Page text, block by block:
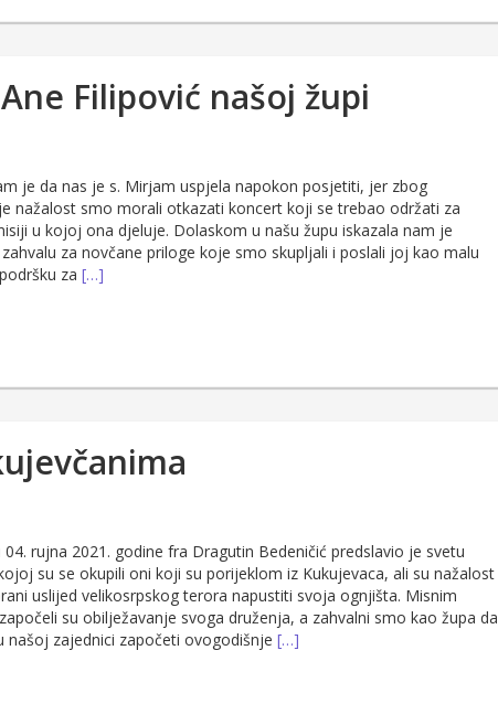
Filipović našoj župi
je da nas je s. Mirjam uspjela napokon posjetiti, jer zbog
nažalost smo morali otkazati koncert koji se trebao održati za
u kojoj ona djeluje. Dolaskom u našu župu iskazala nam je
za novčane priloge koje smo skupljali i poslali joj kao malu
za […]
rujna 2021. godine fra Dragutin Bedeničić predslavio je svetu
su se okupili oni koji su porijeklom iz Kukujevaca, ali su nažalost
uslijed velikosrpskog terora napustiti svoja ognjišta. Misnim
su obilježavanje svoga druženja, a zahvalni smo kao župa da
našoj zajednici započeti ovogodišnje […]